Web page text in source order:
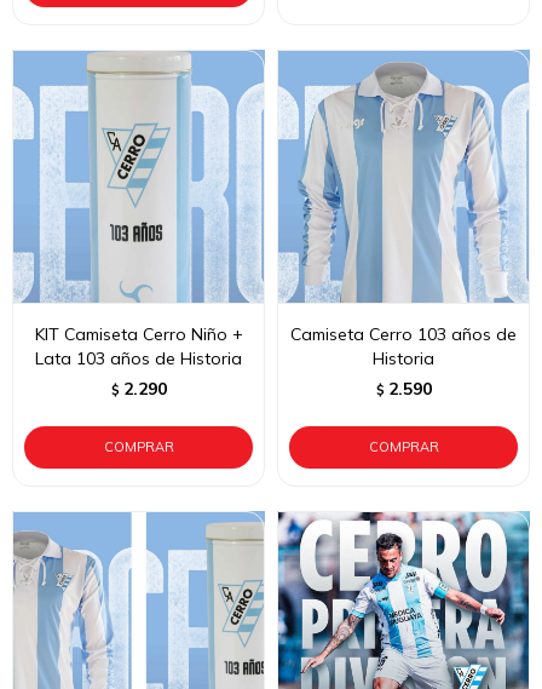
KIT Camiseta Cerro Niño +
Lata 103 años de Historia
$ 2.290
Camiseta Cerro 103 años de
Historia
$ 2.590